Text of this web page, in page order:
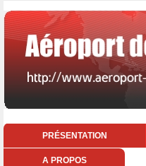
PRÉSENTATION
A PROPOS